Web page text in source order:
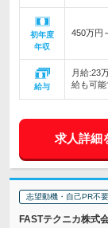
初年度
年収
450万円
給与
月給:23
給も可
求人詳細
志望動機・自己PR不要
FASTテクニカ株式